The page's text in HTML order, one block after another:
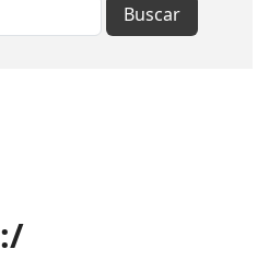
Buscar
:/